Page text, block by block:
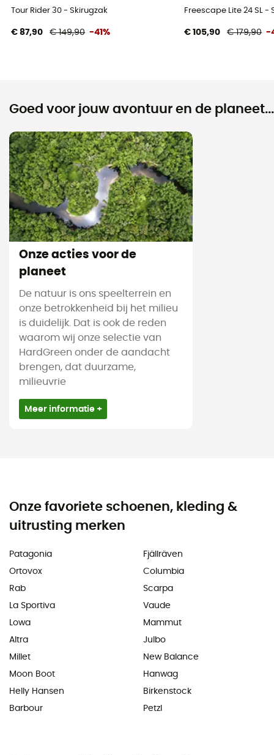
Tour Rider 30 - Skirugzak
€ 87,90 € 149,90 -41%
Freescape Lite 24 SL -
€ 105,90 € 179,90 -
Goed voor jouw avontuur en de planeet...
Onze acties voor de
planeet
De natuur is ons speelterrein en
onze betrokkenheid bij het milieu
is duidelijk. Dat is ook de reden
waarom wij onze selectie van
HardGreen onder de aandacht
brengen, dat duurzame,
milieuvrie
Meer informatie +
Onze favoriete schoenen, kleding &
uitrusting merken
Patagonia
Ortovox
Rab
La Sportiva
Lowa
Altra
Millet
Moon Boot
Helly Hansen
Barbour
Fjällräven
Columbia
Scarpa
Vaude
Mammut
Julbo
New Balance
Hanwag
Birkenstock
Petzl